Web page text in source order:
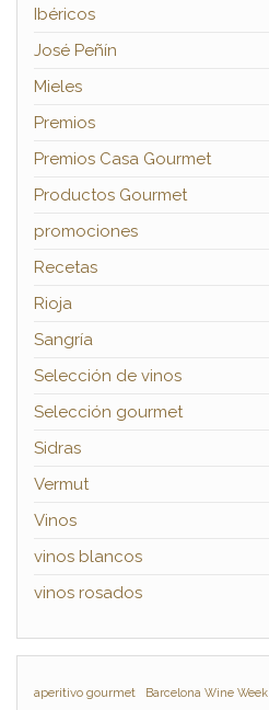
Ibéricos
José Peñín
Mieles
Premios
Premios Casa Gourmet
Productos Gourmet
promociones
Recetas
Rioja
Sangría
Selección de vinos
Selección gourmet
Sidras
Vermut
Vinos
vinos blancos
vinos rosados
aperitivo gourmet Barcelona Wine Week